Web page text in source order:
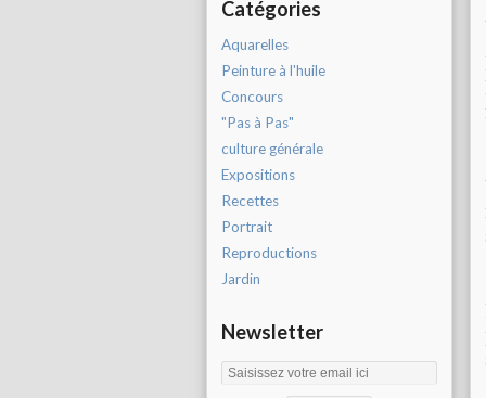
Catégories
Aquarelles
Peinture à l'huile
Concours
"Pas à Pas"
culture générale
Expositions
Recettes
Portrait
Reproductions
Jardin
Newsletter